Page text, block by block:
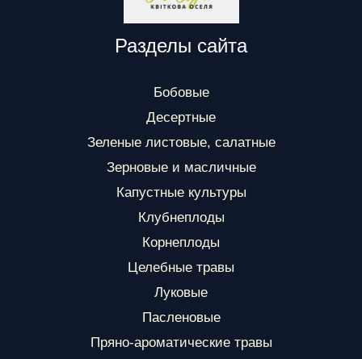
Разделы сайта
Бобовые
Десертные
Зеленые листовые, салатные
Зерновые и масличные
Капустные культуры
Клубнеплоды
Корнеплоды
Целебные травы
Луковые
Пасленовые
Пряно-ароматические травы